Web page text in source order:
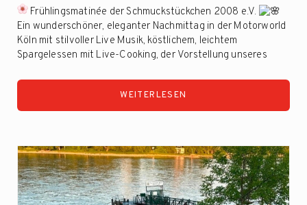
Frühlingsmatinée der Schmuckstückchen 2008 e.V.
Ein wunderschöner, eleganter Nachmittag in der Motorworld
Köln mit stilvoller Live Musik, köstlichem, leichtem
Spargelessen mit Live-Cooking, der Vorstellung unseres
WEITERLESEN